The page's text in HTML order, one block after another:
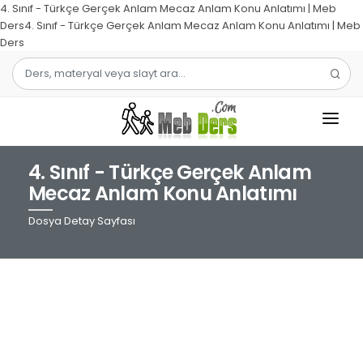
4. Sınıf - Türkçe Gerçek Anlam Mecaz Anlam Konu Anlatımı | Meb
Ders4. Sınıf - Türkçe Gerçek Anlam Mecaz Anlam Konu Anlatımı | Meb
Ders
1.SINIF
2.SINIF
4. Sınıf - Türkçe Gerçek Anlam
Mecaz Anlam Konu Anlatımı
Dosya Detay Sayfası